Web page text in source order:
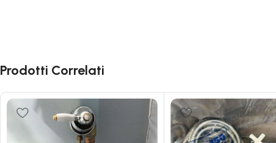
Prodotti Correlati